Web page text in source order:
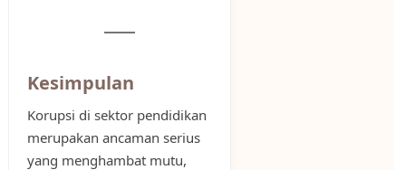
Kesimpulan
Korupsi di sektor pendidikan
merupakan ancaman serius
yang menghambat mutu,